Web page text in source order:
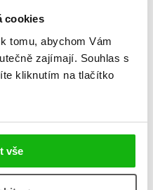
cookies
tomu, abychom Vám
zajímají. Souhlas s
kliknutím na tlačítko
vše
sliby
Příběh magie
Princezna popela
noci
Projekt Alfa
romány o vílách
S ohněm v krvi